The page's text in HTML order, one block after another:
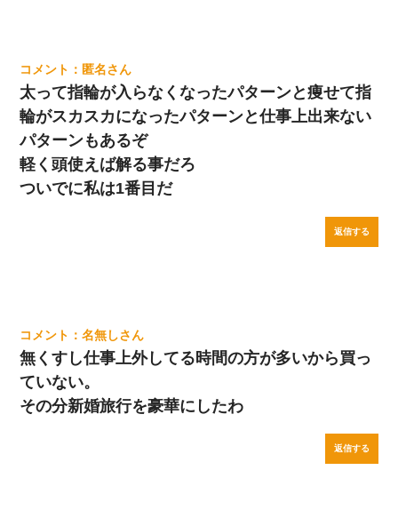
匿名
太って指輪が入らなくなったパターンと痩せて指
輪がスカスカになったパターンと仕事上出来ない
パターンもあるぞ
軽く頭使えば解る事だろ
ついでに私は1番目だ
返信する
名無し
無くすし仕事上外してる時間の方が多いから買っ
ていない。
その分新婚旅行を豪華にしたわ
返信する